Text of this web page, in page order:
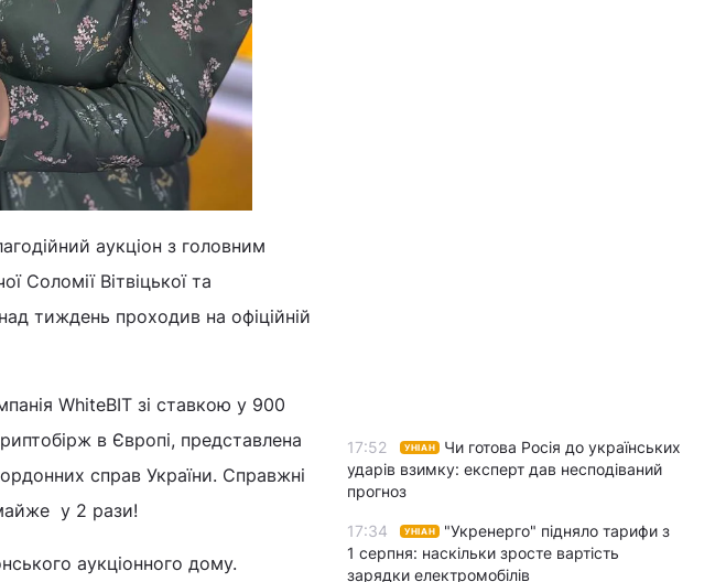
аукціон з головним
Соломії Вітвіцької та
тиждень проходив на офіційній
WhiteBIT зі ставкою у 900
в Європі, представлена
справ України. Справжні
у 2 рази!
аукціонного дому.
17:52 УНІАН
Чи готова Росія до українських
ударів взимку: експерт дав несподіваний
прогноз
17:34 УНІАН
"Укренерго" підняло тарифи з
1 серпня: наскільки зросте вартість
зарядки електромобілів